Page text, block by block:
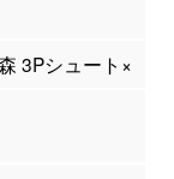
3Pシュート×